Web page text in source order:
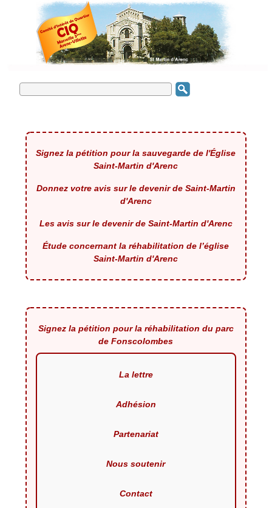
Signez la pétition pour la sauvegarde de l'Église
Saint-Martin d'Arenc
Donnez votre avis sur le devenir de Saint-Martin
d'Arenc
Les avis sur le devenir de Saint-Martin d'Arenc
Étude concernant la réhabilitation de l’église
Saint-Martin d'Arenc
Signez la pétition pour la réhabilitation du parc
de Fonscolombes
La lettre
Adhésion
Partenariat
Nous soutenir
Contact